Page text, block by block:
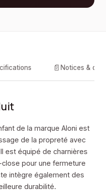
📄 Notices &
de la marque Aloni est
de la propreté avec
est équipé de charnières
pour une fermeture
intègre également des
durabilité.